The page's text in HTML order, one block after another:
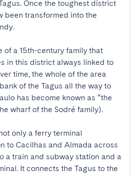
Once the toughest district
been transformed into the
of a 15th-century family that
in this district always linked to
time, the whole of the area
of the Tagus all the way to
has become known as “the
wharf of the Sodré family).
only a ferry terminal
to Cacilhas and Almada across
a train and subway station and a
It connects the Tagus to the